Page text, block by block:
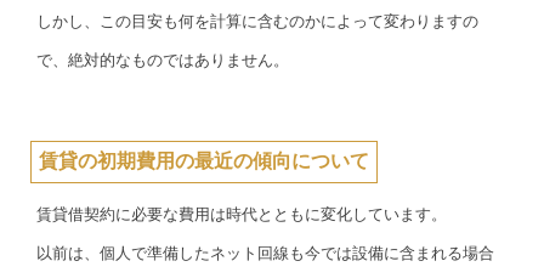
しかし、この目安も何を計算に含むのかによって変わりますの
で、絶対的なものではありません。
賃貸の初期費用の最近の傾向について
賃貸借契約に必要な費用は時代とともに変化しています。
以前は、個人で準備したネット回線も今では設備に含まれる場合